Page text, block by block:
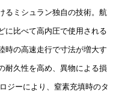
るミシュラン独自の技術。航
に比べて高内圧で使用される
時の高速走行で寸法が増大す
耐久性を高め、異物による損
ジーにより、窒素充填時のタ